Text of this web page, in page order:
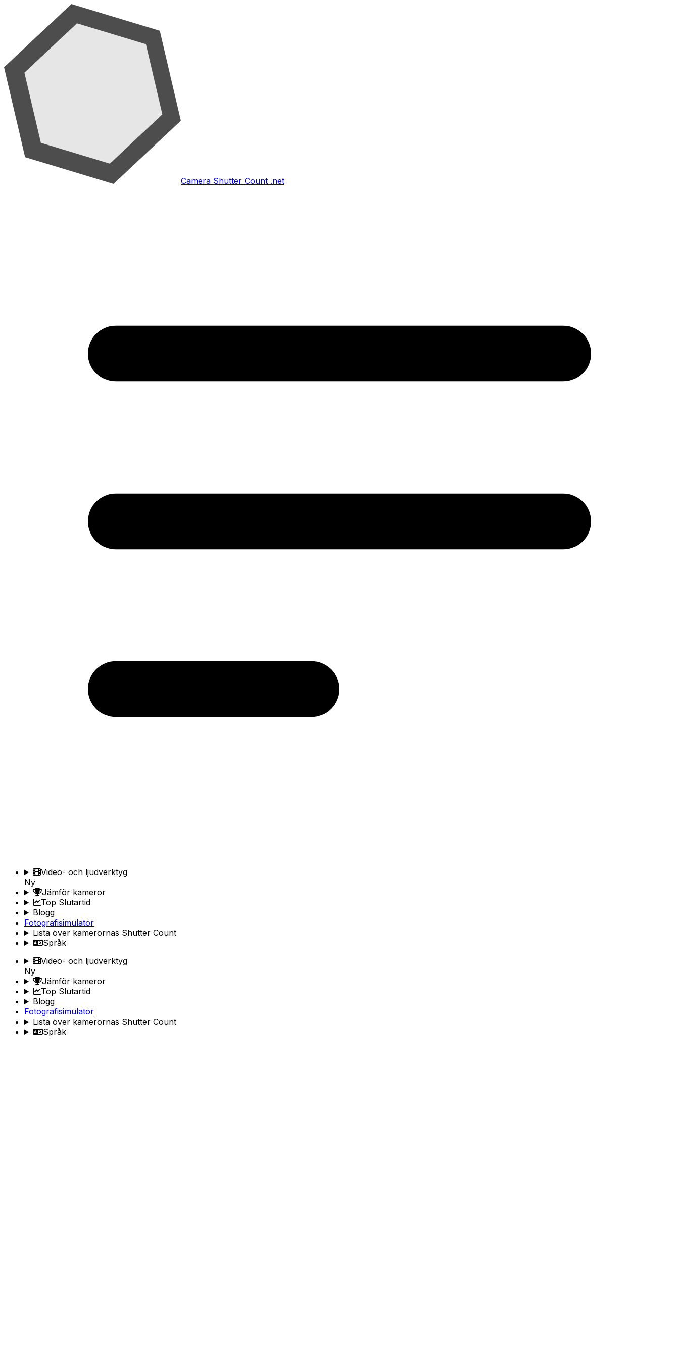
Camera Shutter Count .net
Video- och ljudverktyg
Ny
Jämför kameror
Top Slutartid
Blogg
Fotografisimulator
Lista över kamerornas Shutter Count
Språk
Video- och ljudverktyg
Ny
Jämför kameror
Top Slutartid
Blogg
Fotografisimulator
Lista över kamerornas Shutter Count
Språk